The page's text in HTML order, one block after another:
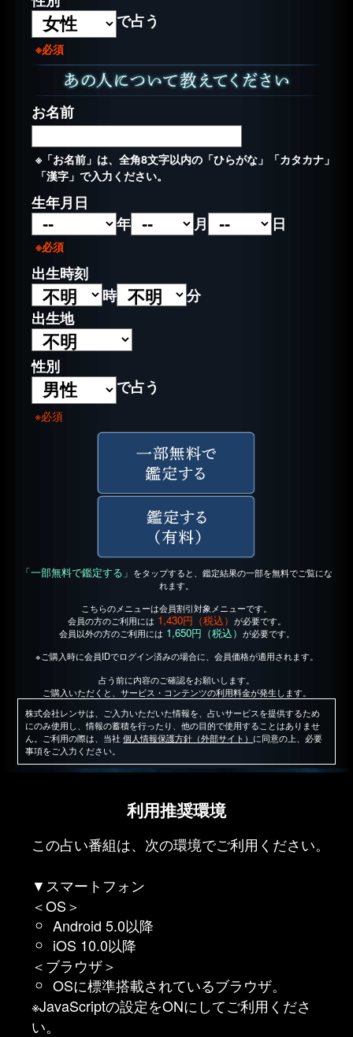
で占う
※必須
お名前
※「お名前」は、全角8文字以内の「ひらがな」「カタカナ」
「漢字」で入力ください。
生年月日
年
月 日
※必須
出生時刻
時
分
出生地
性別
で占う
※必須
「一部無料で鑑定する」 をタップすると、鑑定結果の一部を無料でご覧にな
れます。
こちらのメニューは会員割引対象メニューです。
会員の方のご利用には 1,430円（税込） が必要です。
会員以外の方のご利用には 1,650円（税込） が必要です。
※ご購入時に会員IDでログイン済みの場合に、会員価格が適用されます。
占う前に内容のご確認をお願いします。
ご購入いただくと、サービス・コンテンツの利用料金が発生します。
株式会社レンサは、ご入力いただいた情報を、占いサービスを提供するため
にのみ使用し、情報の蓄積を行ったり、他の目的で使用することはありませ
ん。ご利用の際は、当社個人情報保護方針（外部サイト） に同意の上、必要
事項をご入力ください。
利用推奨環境
この占い番組は、次の環境でご利用ください。
▼スマートフォン
＜OS＞
Android 5.0以降
iOS 10.0以降
＜ブラウザ＞
OSに標準搭載されているブラウザ。
※JavaScriptの設定をONにしてご利用くださ
い。